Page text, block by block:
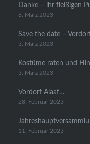
Danke – ihr fleißigen
6. März 2023
Save the date –
3. März 2023
Kostüme raten und
3. März 2023
Vordorf Alaaf…
28. Februar 2023
11. Februar 2023